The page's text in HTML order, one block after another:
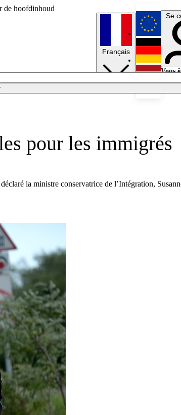
de hoofdinhoud
Français
English
Se
Vous
pour les immigrés
la ministre conservatrice de l’Intégration,